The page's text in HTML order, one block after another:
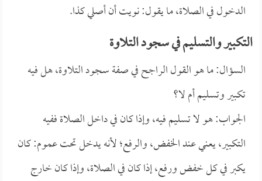
الدخول في الصلاة، ما يقول: نويت أن أصلي كذا.
التكبير والتسليم في سجود التلاوة
السؤال: ما هو القول الراجح في صفة سجود التلاوة، هل فيه
تكبير وتسليم أم لا؟
الجواب: هو لا تسليم فيه، وإذا كان في داخل الصلاة ففيه
التكبير، يعني عند الخفض، والرفع؛ لأنه يدخل تحت عموم: كان
يكبر في كل خفض ورفع، إذا كان في الصلاة، وإذا كان خارج